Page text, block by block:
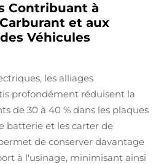
Contribuant à
et aux
Véhicules
les alliages
profondément réduisent la
de 30 à 40 % dans les plaques
batterie et les carter de
de conserver davantage
à l'usinage, minimisant ainsi